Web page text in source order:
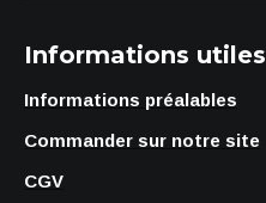
Informations utiles
Informations préalables
Commander sur notre site
CGV